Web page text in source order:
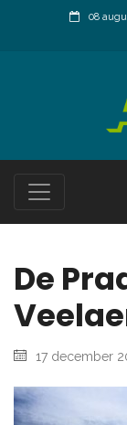
08
De
17 december